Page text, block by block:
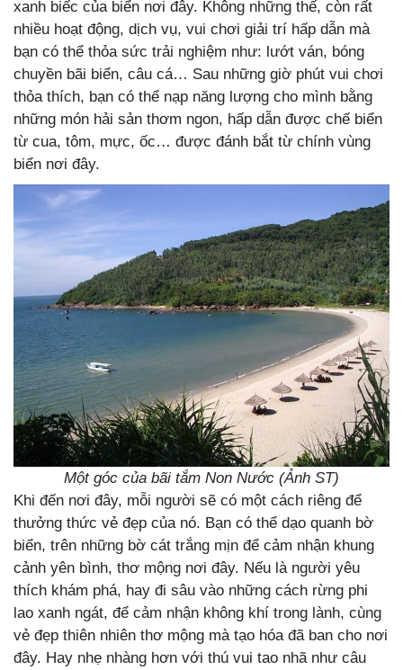
xanh biếc của biển nơi đây. Không những thế, còn rất
nhiều hoạt động, dịch vụ, vui chơi giải trí hấp dẫn mà
bạn có thể thỏa sức trải nghiệm như: lướt ván, bóng
chuyền bãi biển, câu cá… Sau những giờ phút vui chơi
thỏa thích, bạn có thể nạp năng lượng cho mình bằng
những món hải sản thơm ngon, hấp dẫn được chế biển
từ cua, tôm, mực, ốc… được đánh bắt từ chính vùng
biển nơi đây.
Một góc của bãi tắm Non Nước (Ảnh ST)
Khi đến nơi đây, mỗi người sẽ có một cách riêng để
thưởng thức vẻ đẹp của nó. Bạn có thể dạo quanh bờ
biển, trên những bờ cát trắng mịn để cảm nhận khung
cảnh yên bình, thơ mộng nơi đây. Nếu là người yêu
thích khám phá, hay đi sâu vào những cách rừng phi
lao xanh ngát, để cảm nhận không khí trong lành, cùng
vẻ đẹp thiên nhiên thơ mộng mà tạo hóa đã ban cho nơi
đây. Hay nhẹ nhàng hơn với thú vui tao nhã như câu